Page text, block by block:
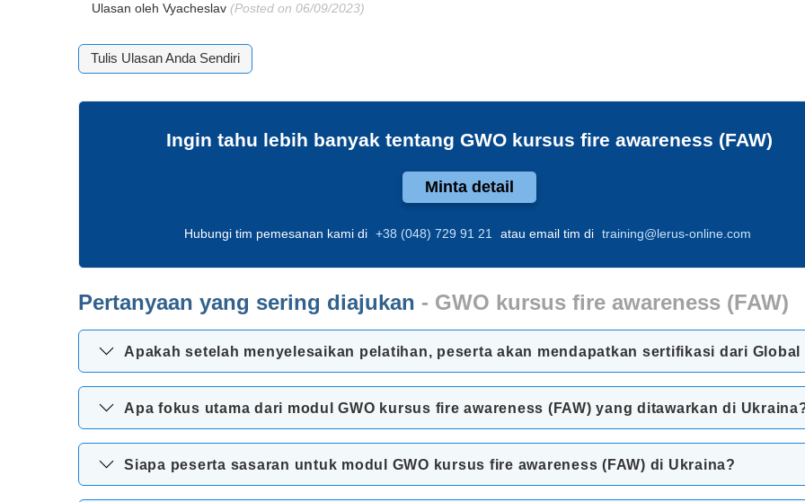
Ulasan olehVyacheslav (Posted on 06/09/2023)
Tulis Ulasan Anda Sendiri
Ingin tahu lebih banyak tentangGWO kursus fire awareness (FAW)
Minta detail
Hubungi tim pemesanan kami di +38 (048) 729 91 21 atau email tim di training@lerus-online.com
Pertanyaan yang sering diajukan - GWO kursus fire awareness (FAW)
Apakah setelah menyelesaikan pelatihan, peserta akan mendapatkan sertifikasi dari
Apa fokus utama dari modul GWO kursus fire awareness (FAW) yang ditawarkan di
Siapa peserta sasaran untuk modul GWO kursus fire awareness (FAW) di Ukraina?